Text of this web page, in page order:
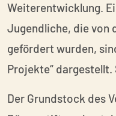
Weiterentwicklung.
Jugendliche, die von
gefördert wurden,
Projekte“ dargestellt.
Der Grundstock des